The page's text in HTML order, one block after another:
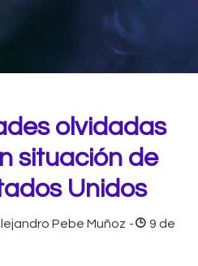
olvidadas
situación de
Unidos
Pebe Muñoz - 9 de